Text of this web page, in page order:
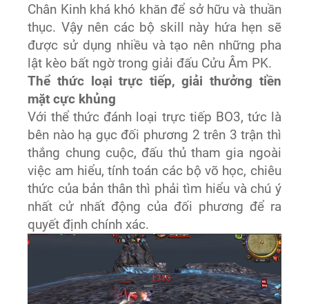
Chân Kinh khá khó khăn để sở hữu và thuần
thục. Vậy nên các bộ skill này hứa hẹn sẽ
được sử dụng nhiều và tạo nên những pha
lật kèo bất ngờ trong giải đấu Cửu Âm PK.
Thể thức loại trực tiếp, giải thưởng tiền
mặt cực khủng
Với thể thức đánh loại trực tiếp BO3, tức là
bên nào hạ gục đối phương 2 trên 3 trận thì
thắng chung cuộc, đấu thủ tham gia ngoài
việc am hiểu, tính toán các bộ võ học, chiêu
thức của bản thân thì phải tìm hiểu và chú ý
nhất cử nhất động của đối phương để ra
quyết định chính xác.